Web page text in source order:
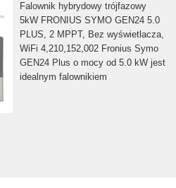
Falownik hybrydowy trójfazowy
5kW FRONIUS SYMO GEN24 5.0
PLUS, 2 MPPT, Bez wyświetlacza,
WiFi 4,210,152,002 Fronius Symo
GEN24 Plus o mocy od 5.0 kW jest
idealnym falownikiem